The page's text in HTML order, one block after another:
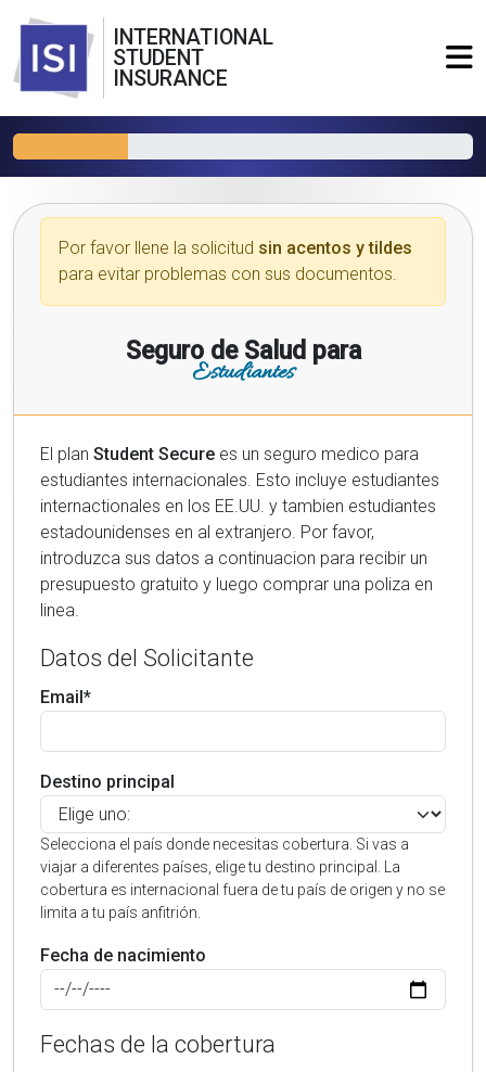
INTERNATIONAL
STUDENT
INSURANCE
Por favor llene la solicitud sin acentos y tildes
para evitar problemas con sus documentos.
Seguro de Salud para
Estudiantes
El plan Student Secure es un seguro medico para
estudiantes internacionales. Esto incluye estudiantes
internactionales en los EE.UU. y tambien estudiantes
estadounidenses en al extranjero. Por favor,
introduzca sus datos a continuacion para recibir un
presupuesto gratuito y luego comprar una poliza en
linea.
Datos del Solicitante
Email*
Destino principal
Selecciona el país donde necesitas cobertura. Si vas a
viajar a diferentes países, elige tu destino principal. La
cobertura es internacional fuera de tu país de origen y no se
limita a tu país anfitrión.
Fecha de nacimiento
Fechas de la cobertura